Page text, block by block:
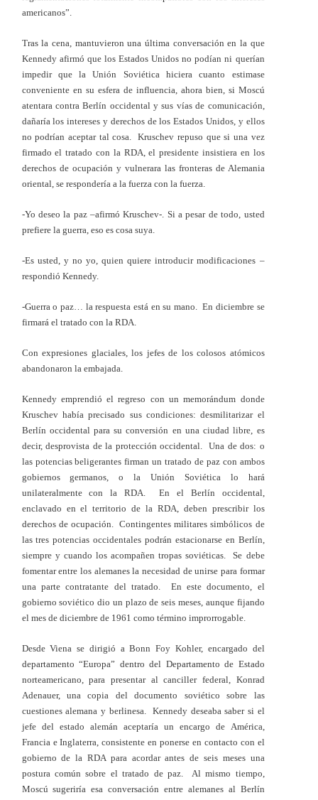
americanos”.
Tras la cena, mantuvieron una última conversación en la que
Kennedy afirmó que los Estados Unidos no podían ni querían
impedir que la Unión Soviética hiciera cuanto estimase
conveniente en su esfera de influencia, ahora bien, si Moscú
atentara contra Berlín occidental y sus vías de comunicación,
dañaría los intereses y derechos de los Estados Unidos, y ellos
no podrían aceptar tal cosa. Kruschev repuso que si una vez
firmado el tratado con la RDA, el presidente insistiera en los
derechos de ocupación y vulnerara las fronteras de Alemania
oriental, se respondería a la fuerza con la fuerza.
-Yo deseo la paz –afirmó Kruschev-. Si a pesar de todo, usted
prefiere la guerra, eso es cosa suya.
-Es usted, y no yo, quien quiere introducir modificaciones –
respondió Kennedy.
-Guerra o paz… la respuesta está en su mano. En diciembre se
firmará el tratado con la RDA.
Con expresiones glaciales, los jefes de los colosos atómicos
abandonaron la embajada.
Kennedy emprendió el regreso con un memorándum donde
Kruschev había precisado sus condiciones: desmilitarizar el
Berlín occidental para su conversión en una ciudad libre, es
decir, desprovista de la protección occidental. Una de dos: o
las potencias beligerantes firman un tratado de paz con ambos
gobiernos germanos, o la Unión Soviética lo hará
unilateralmente con la RDA. En el Berlín occidental,
enclavado en el territorio de la RDA, deben prescribir los
derechos de ocupación. Contingentes militares simbólicos de
las tres potencias occidentales podrán estacionarse en Berlín,
siempre y cuando los acompañen tropas soviéticas. Se debe
fomentar entre los alemanes la necesidad de unirse para formar
una parte contratante del tratado. En este documento, el
gobierno soviético dio un plazo de seis meses, aunque fijando
el mes de diciembre de 1961 como término improrrogable.
Desde Viena se dirigió a Bonn Foy Kohler, encargado del
departamento “Europa” dentro del Departamento de Estado
norteamericano, para presentar al canciller federal, Konrad
Adenauer, una copia del documento soviético sobre las
cuestiones alemana y berlinesa. Kennedy deseaba saber si el
jefe del estado alemán aceptaría un encargo de América,
Francia e Inglaterra, consistente en ponerse en contacto con el
gobierno de la RDA para acordar antes de seis meses una
postura común sobre el tratado de paz. Al mismo tiempo,
Moscú sugeriría esa conversación entre alemanes al Berlín